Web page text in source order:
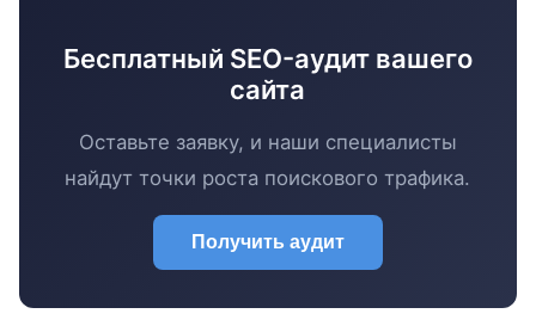
Бесплатный SEO-аудит вашего
сайта
Оставьте заявку, и наши специалисты
найдут точки роста поискового трафика.
Получить аудит